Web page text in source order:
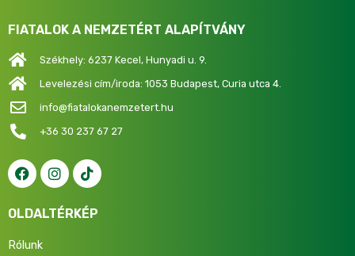
FIATALOK A NEMZETÉRT ALAPÍTVÁNY
Székhely: 6237 Kecel, Hunyadi u. 9.
Levelezési cím/iroda: 1053 Budapest, Curia utca 4.
info@fiatalokanemzetert.hu
+36 30 237 67 27
OLDALTÉRKÉP
Rólunk